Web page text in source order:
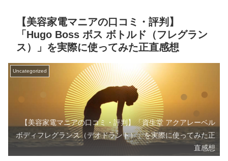
【美容家電マニアの口コミ・評判】
「Hugo Boss ボス ボトルド（フレグラン
ス）」を実際に使ってみた正直感想
Uncategorized
【美容家電マニアの口コミ・評判】「資生堂 アクアレーベル
ボディフレグランス（デオドラント）」を実際に使ってみた正
直感想